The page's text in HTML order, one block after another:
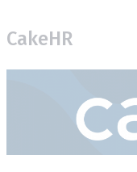
CakeHR